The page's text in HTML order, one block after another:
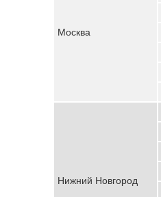
Москва
Нижний Новгород